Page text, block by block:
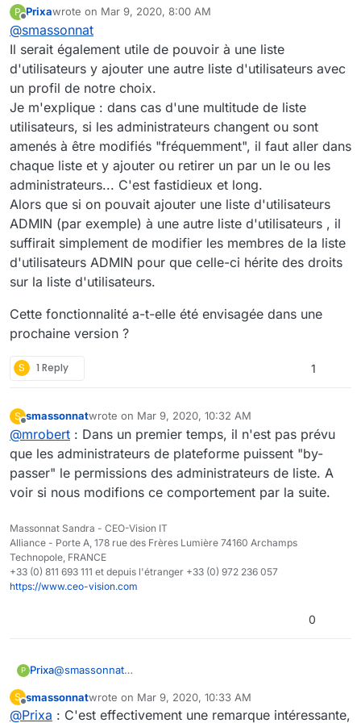
fonctionnalité est prévue pour la version 3.8.
Pour l'aspect fonctionnel :
Il sera impossible de supprimer une liste
d'utilisateur si elle est membre d'au moins un
espace. Il faudra alors la retirer de l'espace en
question avant de pouvoir la supprimer.
Nous avons également une réflexion en interne
sur la nécessité (ou pas) de proposer aux
administrateurs de plateforme la possibilité de
restaurer des listes d'utilisateurs supprimées.
L'objectif serait d'anticiper les éventuelles erreurs,
malgré la mise en place d'une popup de demande
de confirmation.
Cela aura un impact sur la façon dont sera géré le
mécanisme de suppression.
Si tu as un avis/retour du terrain sur le sujet,
n'hésite pas à nous en faire part.
Bonne journée.
P Prixawrote on Mar 9, 2020, 8:00 AM
last edited by
@smassonnat
Il serait également utile de pouvoir à une liste
d'utilisateurs y ajouter une autre liste d'utilisateurs avec
un profil de notre choix.
Je m'explique : dans cas d'une multitude de liste
utilisateurs, si les administrateurs changent ou sont
amenés à être modifiés "fréquemment", il faut aller dans
chaque liste et y ajouter ou retirer un par un le ou les
administrateurs... C'est fastidieux et long.
Alors que si on pouvait ajouter une liste d'utilisateurs
ADMIN (par exemple) à une autre liste d'utilisateurs , il
suffirait simplement de modifier les membres de la liste
d'utilisateurs ADMIN pour que celle-ci hérite des droits
sur la liste d'utilisateurs.
Cette fonctionnalité a-t-elle été envisagée dans une
prochaine version ?
S 1 Reply 1
S
Offline
smassonnatwrote on Mar 9, 2020, 10:32 AM
last edited by
@mrobert : Dans un premier temps, il n'est pas prévu
que les administrateurs de plateforme puissent "by-
passer" le permissions des administrateurs de liste. A
voir si nous modifions ce comportement par la suite.
Massonnat Sandra - CEO-Vision IT
Alliance - Porte A, 178 rue des Frères Lumière 74160 Archamps
Technopole, FRANCE
+33 (0) 811 693 111 et depuis l'étranger +33 (0) 972 236 057
https://www.ceo-vision.com
0
P Prixa@smassonnat
d'utilisateurs y ajouter une autre liste d'utilisateurs avec
un profil de notre choix.
Cette fonctionnalité a-t-elle été envisagée dans une
prochaine version ?
S
Offline
smassonnatwrote on Mar 9, 2020, 10:33 AM
last edited by
@Prixa : C'est effectivement une remarque intéressante,